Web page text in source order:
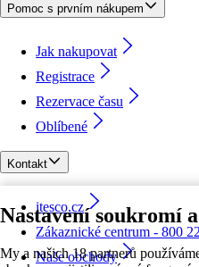
Nastavení soukromí
My a našich 18 partnerů
Pomoc s prvním nákupem
Jak nakupovat
Registrace
Rezervace času
Oblíbené
Kontakt
itesco.cz
Zákaznické centrum - 800
Naše obchody